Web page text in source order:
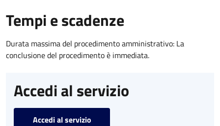
Tempi e scadenze
Durata massima del procedimento amministrativo: La
conclusione del procedimento è immediata.
Accedi al servizio
Accedi al servizio